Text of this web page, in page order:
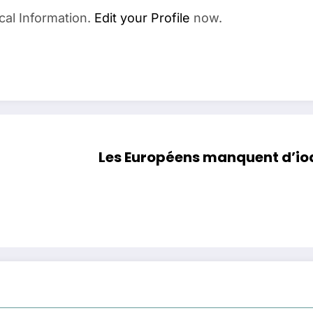
Information. Edit your Profile now.
Les Européens manquent